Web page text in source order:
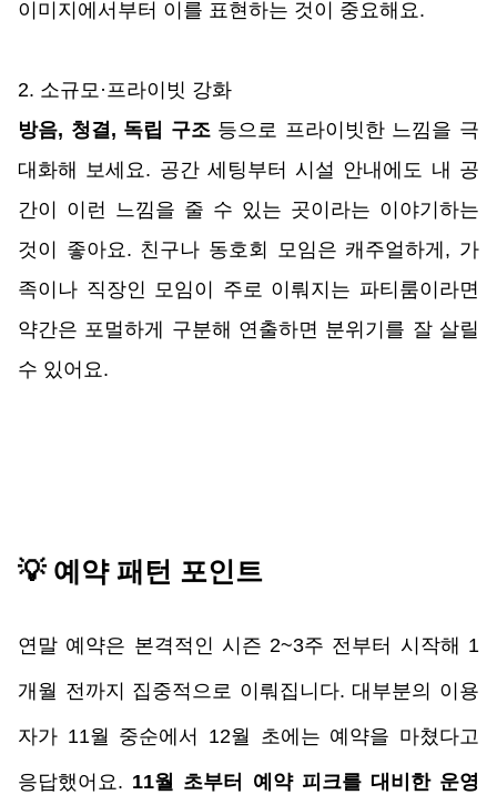
이미지에서부터 이를 표현하는 것이 중요해요.
2. 소규모·프라이빗 강화
방음, 청결, 독립 구조 등으로 프라이빗한 느낌을 극
대화해 보세요. 공간 세팅부터 시설 안내에도 내 공
간이 이런 느낌을 줄 수 있는 곳이라는 이야기하는
것이 좋아요. 친구나 동호회 모임은 캐주얼하게, 가
족이나 직장인 모임이 주로 이뤄지는 파티룸이라면
약간은 포멀하게 구분해 연출하면 분위기를 잘 살릴
수 있어요.
💡 예약 패턴 포인트
연말 예약은 본격적인 시즌 2~3주 전부터 시작해 1
개월 전까지 집중적으로 이뤄집니다. 대부분의 이용
자가 11월 중순에서 12월 초에는 예약을 마쳤다고
응답했어요. 11월 초부터 예약 피크를 대비한 운영